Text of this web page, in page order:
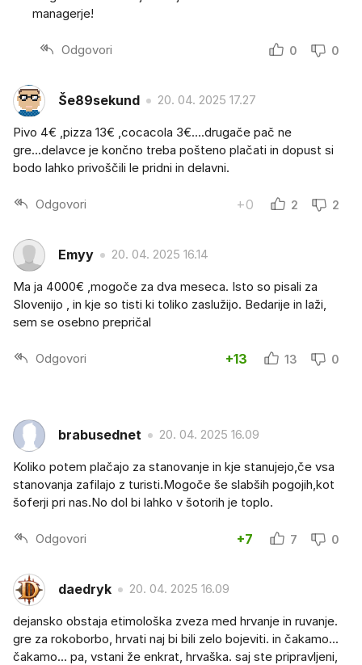
managerje!
Odgovori 0 0
Še89sekund 20. 04. 2025 17.27
Pivo 4€ ,pizza 13€ ,cocacola 3€....drugače pač ne
gre...delavce je končno treba pošteno plačati in dopust si
bodo lahko privoščili le pridni in delavni.
Odgovori +0 2 2
Emyy 20. 04. 2025 16.14
Ma ja 4000€ ,mogoče za dva meseca. Isto so pisali za
Slovenijo , in kje so tisti ki toliko zaslužijo. Bedarije in laži,
sem se osebno prepričal
Odgovori +13 13 0
brabusednet 20. 04. 2025 16.09
Koliko potem plačajo za stanovanje in kje stanujejo,če vsa
stanovanja zafilajo z turisti.Mogoče še slabših pogojih,kot
šoferji pri nas.No dol bi lahko v šotorih je toplo.
Odgovori +7 7 0
daedryk 20. 04. 2025 16.09
dejansko obstaja etimološka zveza med hrvanje in ruvanje.
gre za rokoborbo, hrvati naj bi bili zelo bojeviti. in čakamo...
čakamo... pa, vstani že enkrat, hrvaška. saj ste pripravljeni,